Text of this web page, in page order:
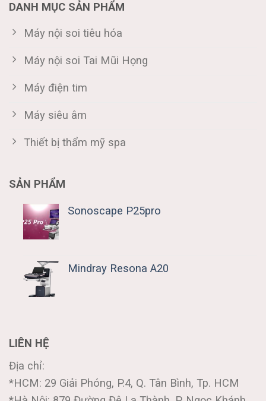
DANH MỤC SẢN PHẨM
Máy nội soi tiêu hóa
Máy nội soi Tai Mũi Họng
Máy điện tim
Máy siêu âm
Thiết bị thẩm mỹ spa
SẢN PHẨM
Sonoscape P25pro
Mindray Resona A20
LIÊN HỆ
Địa chỉ:
*HCM: 29 Giải Phóng, P.4, Q. Tân Bình, Tp. HCM